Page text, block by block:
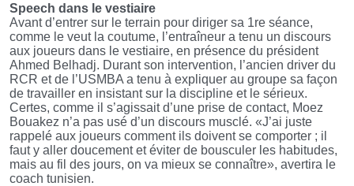
Speech dans le vestiaire
Avant d’entrer sur le terrain pour diriger sa 1re séance,
comme le veut la coutume, l’entraîneur a tenu un discours
aux joueurs dans le vestiaire, en présence du président
Ahmed Belhadj. Durant son intervention, l’ancien driver du
RCR et de l’USMBA a tenu à expliquer au groupe sa façon
de travailler en insistant sur la discipline et le sérieux.
Certes, comme il s’agissait d’une prise de contact, Moez
Bouakez n’a pas usé d’un discours musclé. «J’ai juste
rappelé aux joueurs comment ils doivent se comporter ; il
faut y aller doucement et éviter de bousculer les habitudes,
mais au fil des jours, on va mieux se connaître», avertira le
coach tunisien.